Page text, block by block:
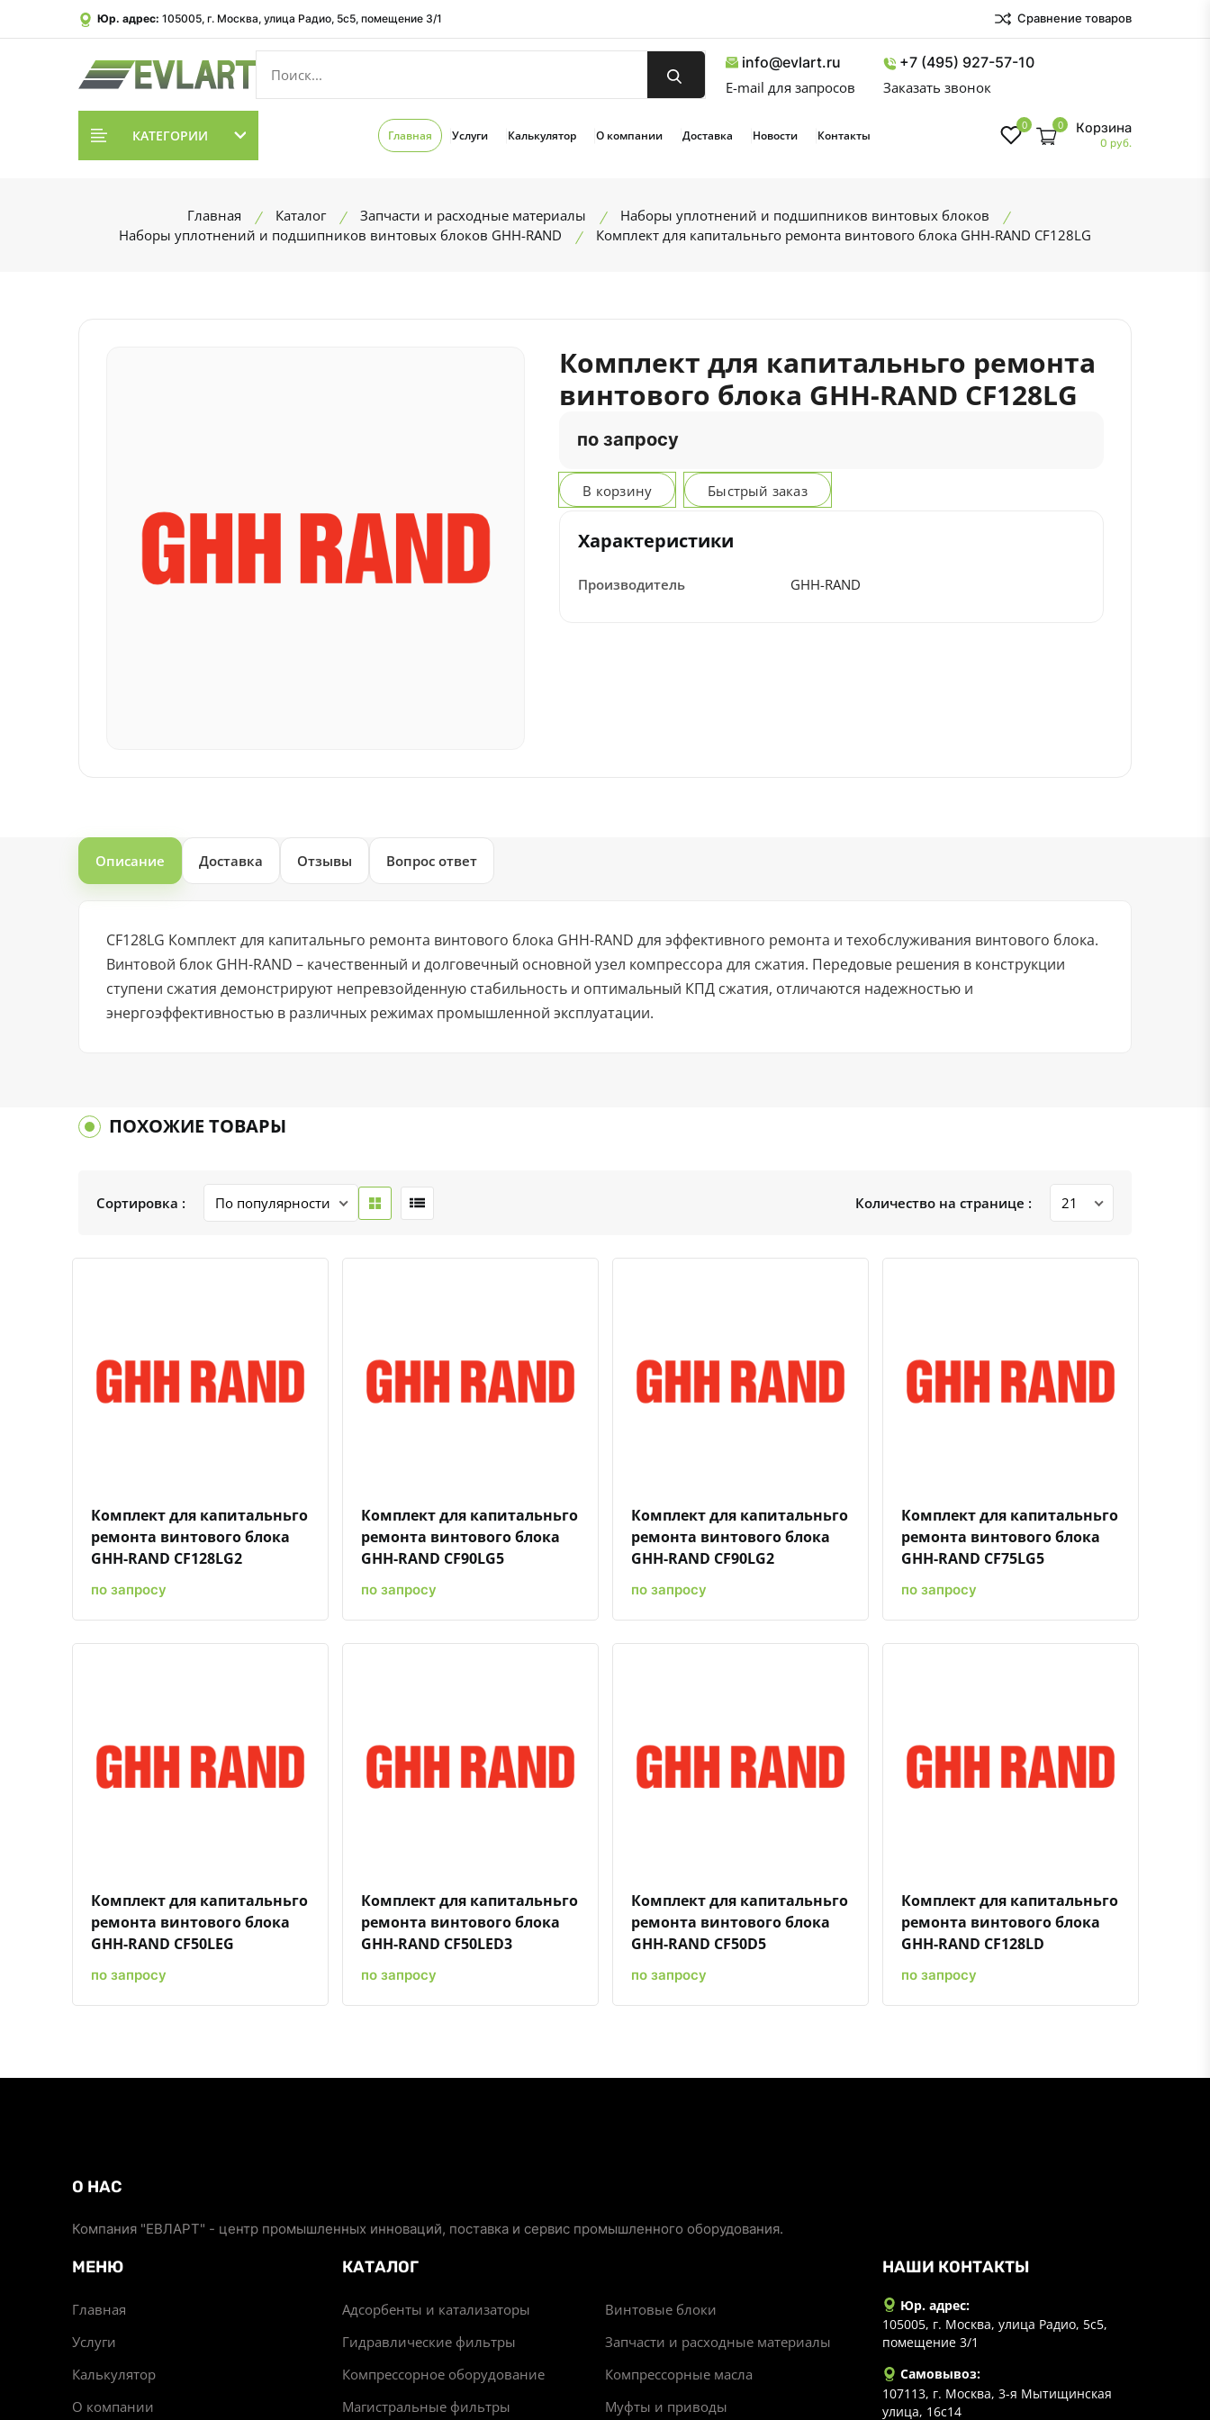
Юр. адрес: 105005, г. Москва, улица Радио, 5с5, помещение 3/1 Сравнение товаров
info@evlart.ru
E-mail для запросов
+7 (495) 927-57-10
Заказать звонок
КАТЕГОРИИ Главная Услуги Калькулятор О компании Доставка Новости Контакты
0 0 Корзина
0 руб.
Главная Каталог Запчасти и расходные материалы
Наборы уплотнений и подшипников винтовых блоков
Наборы уплотнений и подшипников винтовых блоков GHH-RAND
Комплект для капитальньго ремонта винтового блока GHH-RAND CF128LG
Комплект для капитальньго ремонта
винтового блока GHH-RAND CF128LG
по запросу
В корзину Быстрый заказ
Характеристики
Производитель GHH-RAND
Описание Доставка Отзывы Вопрос ответ
CF128LG Комплект для капитальньго ремонта винтового блока GHH-RAND для эффективного ремонта и техобслуживания винтового блока.
Винтовой блок GHH-RAND – качественный и долговечный основной узел компрессора для сжатия. Передовые решения в конструкции
ступени сжатия демонстрируют непревзойденную стабильность и оптимальный КПД сжатия, отличаются надежностью и
энергоэффективностью в различных режимах промышленной эксплуатации.
ПОХОЖИЕ ТОВАРЫ
Сортировка : Количество на странице :
Комплект для капитальньго
ремонта винтового блока
GHH-RAND CF128LG2
по запросу
Комплект для капитальньго
ремонта винтового блока
GHH-RAND CF90LG5
по запросу
Комплект для капитальньго
ремонта винтового блока
GHH-RAND CF90LG2
по запросу
Комплект для капитальньго
ремонта винтового блока
GHH-RAND CF75LG5
по запросу
Комплект для капитальньго
ремонта винтового блока
GHH-RAND CF50LEG
по запросу
Комплект для капитальньго
ремонта винтового блока
GHH-RAND CF50LED3
по запросу
Комплект для капитальньго
ремонта винтового блока
GHH-RAND CF50D5
по запросу
Комплект для капитальньго
ремонта винтового блока
GHH-RAND CF128LD
по запросу
О НАС
Компания "ЕВЛАРТ" - центр промышленных инноваций, поставка и сервис промышленного оборудования.
МЕНЮ
Главная
Услуги
Калькулятор
О компании
КАТАЛОГ
Адсорбенты и катализаторы
Винтовые блоки
Гидравлические фильтры
Запчасти и расходные материалы
Компрессорное оборудование
Компрессорные масла
Магистральные фильтры
Муфты и приводы
НАШИ КОНТАКТЫ
Юр. адрес:
105005, г. Москва, улица Радио, 5с5,
помещение 3/1
Самовывоз:
107113, г. Москва, 3-я Мытищинская
улица, 16с14